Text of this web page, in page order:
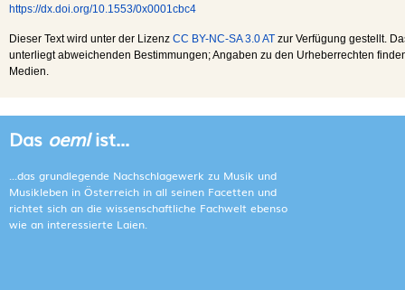
https://dx.doi.org/10.1553/0x0001cbc4
Dieser Text wird unter der Lizenz CC BY-NC-SA 3.0 AT zur Verfügung gestellt.
unterliegt abweichenden Bestimmungen; Angaben zu den Urheberrechten
Medien.
Das oemlist...
...das grundlegende Nachschlagewerk zu Musik und
Musikleben in Österreich in all seinen Facetten und
richtet sich an die wissenschaftliche Fachwelt ebenso
wie an interessierte Laien.